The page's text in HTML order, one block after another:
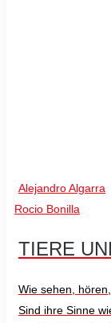
Alejandro Algarra
Rocio Bonilla
TIERE
Wie sehen,
Sind ihre Sinne